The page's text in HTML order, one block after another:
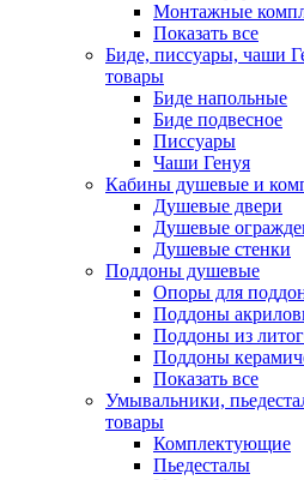
Монтажные
Показать все
Биде, писсуары, чаши
товары
Биде напольные
Биде подвесное
Писсуары
Чаши Генуя
Кабины душевые и
Душевые двери
Душевые
Душевые стенки
Поддоны душевые
Опоры для
Поддоны
Поддоны из
Поддоны
Показать все
Умывальники,
товары
Комплектующие
Пьедесталы